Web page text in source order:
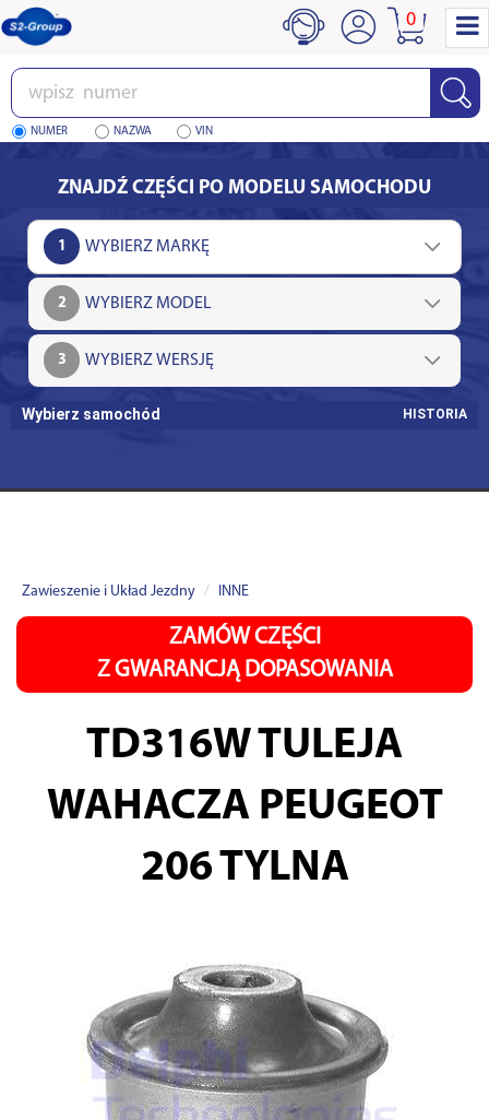
Wpisz
numer
NUMER NAZWA VIN
0
ZNAJDŹ CZĘŚCI PO MODELU SAMOCHODU
1
2
3
Wybierz samochód HISTORIA
Zawieszenie i Układ Jezdny INNE
ZAMÓW CZĘŚCI
Z GWARANCJĄ DOPASOWANIA
TD316WTULEJA
WAHACZA PEUGEOT
206 TYLNA